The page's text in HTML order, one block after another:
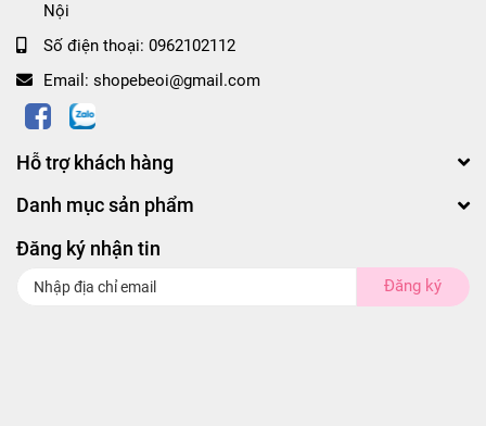
Nội
Số điện thoại: 0962102112
Email: shopebeoi@gmail.com
Hỗ trợ khách hàng
Danh mục sản phẩm
Đăng ký nhận tin
Đăng ký